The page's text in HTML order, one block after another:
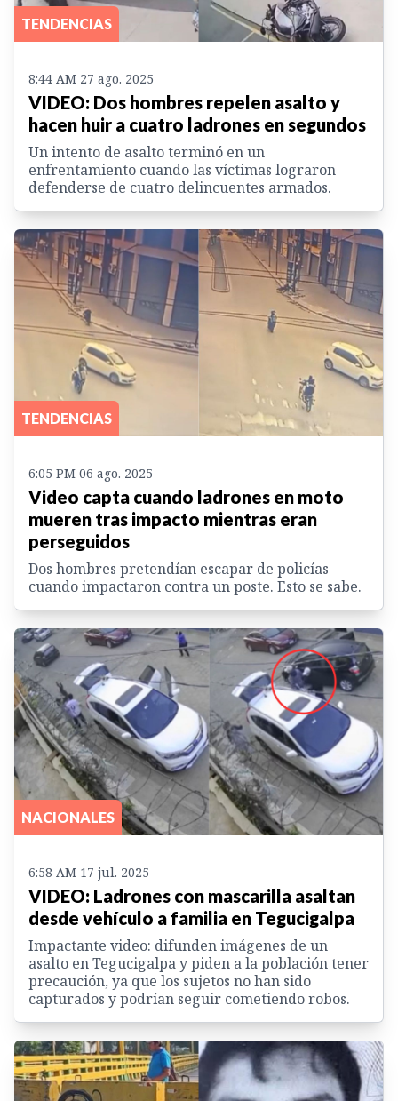
TENDENCIAS
8:44 AM 27 ago. 2025
VIDEO: Dos hombres repelen asalto y
hacen huir a cuatro ladrones en segundos
Un intento de asalto terminó en un
enfrentamiento cuando las víctimas lograron
defenderse de cuatro delincuentes armados.
TENDENCIAS
6:05 PM 06 ago. 2025
Video capta cuando ladrones en moto
mueren tras impacto mientras eran
perseguidos
Dos hombres pretendían escapar de policías
cuando impactaron contra un poste. Esto se sabe.
NACIONALES
6:58 AM 17 jul. 2025
VIDEO: Ladrones con mascarilla asaltan
desde vehículo a familia en Tegucigalpa
Impactante video: difunden imágenes de un
asalto en Tegucigalpa y piden a la población tener
precaución, ya que los sujetos no han sido
capturados y podrían seguir cometiendo robos.